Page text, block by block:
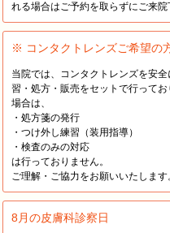
れる場合はご予約を取らずにご来院
※ コンタクトレンズご希望の
当院では、コンタクトレンズを安
習・処方・販売をセットで行って
場合は、
・処方箋の発行
・つけ外し練習（装用指導）
・検査のみの対応
は行っておりません。
ご理解・ご協力をお願いいたします
8月の皮膚科診察日